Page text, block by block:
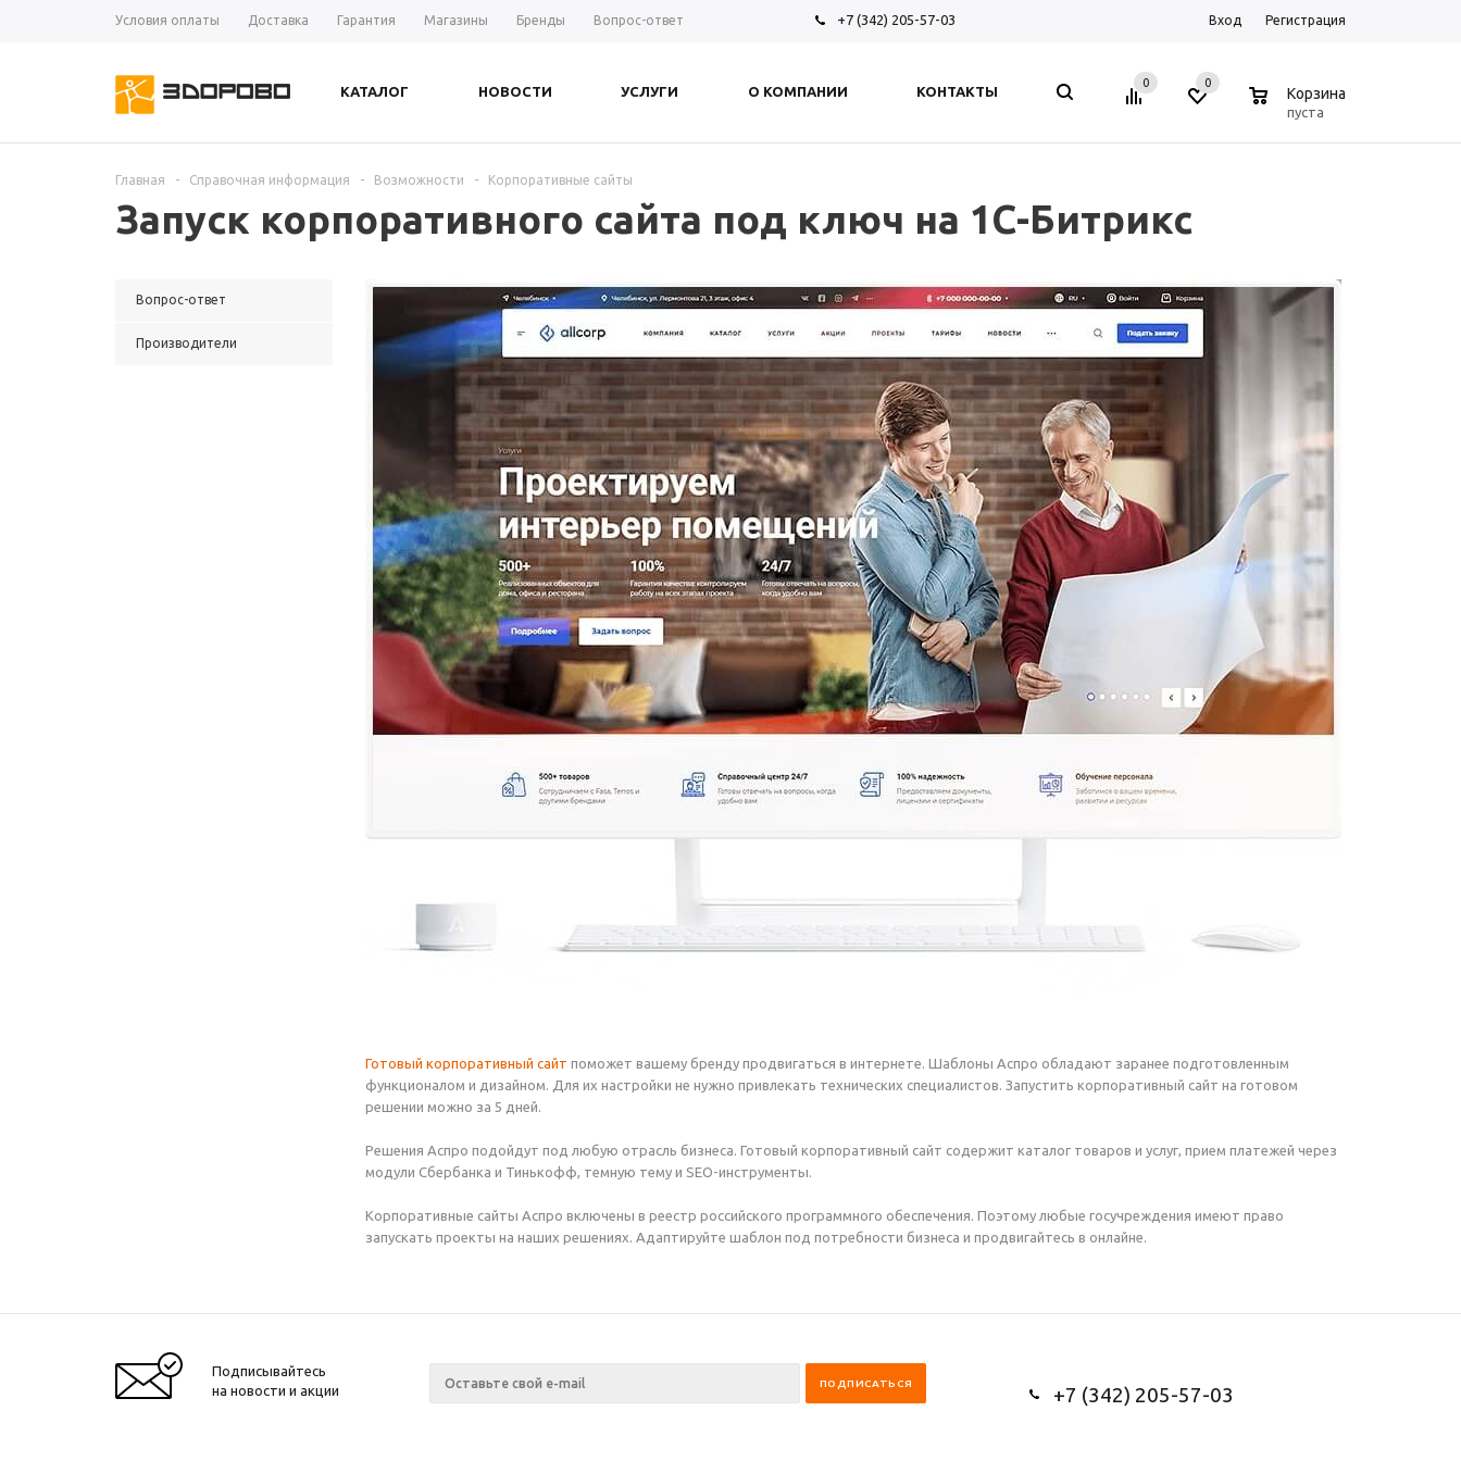
Условия оплаты Доставка Гарантия Магазины Бренды Вопрос-ответ +7 (342) 205-57-03 Вход Регистрация
КАТАЛОГ НОВОСТИ УСЛУГИ О КОМПАНИИ КОНТАКТЫ
0 0
Корзина
пуста
Главная - Справочная информация - Возможности - Корпоративные сайты
Запуск корпоративного сайта под ключ на 1С-Битрикс
Вопрос-ответ
Производители
Готовый корпоративный сайт поможет вашему бренду продвигаться в интернете. Шаблоны Аспро обладают заранее подготовленным
функционалом и дизайном. Для их настройки не нужно привлекать технических специалистов. Запустить корпоративный сайт на готовом
решении можно за 5 дней.
Решения Аспро подойдут под любую отрасль бизнеса. Готовый корпоративный сайт содержит каталог товаров и услуг, прием платежей через
модули Сбербанка и Тинькофф, темную тему и SEO-инструменты.
Корпоративные сайты Аспро включены в реестр российского программного обеспечения. Поэтому любые госучреждения имеют право
запускать проекты на наших решениях. Адаптируйте шаблон под потребности бизнеса и продвигайтесь в онлайне.
Подписывайтесь
на новости и акции
+7 (342) 205-57-03